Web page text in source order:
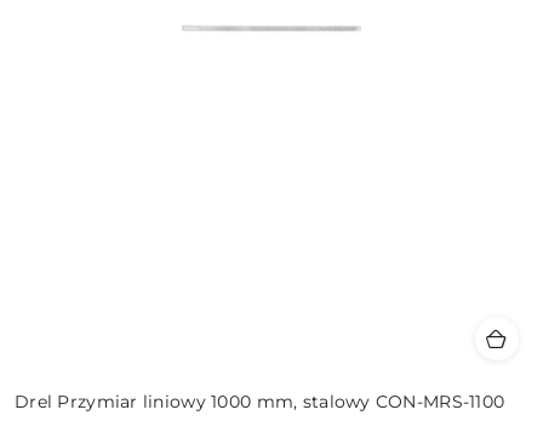
Drel Przymiar liniowy 1000 mm, stalowy CON-MRS-1100